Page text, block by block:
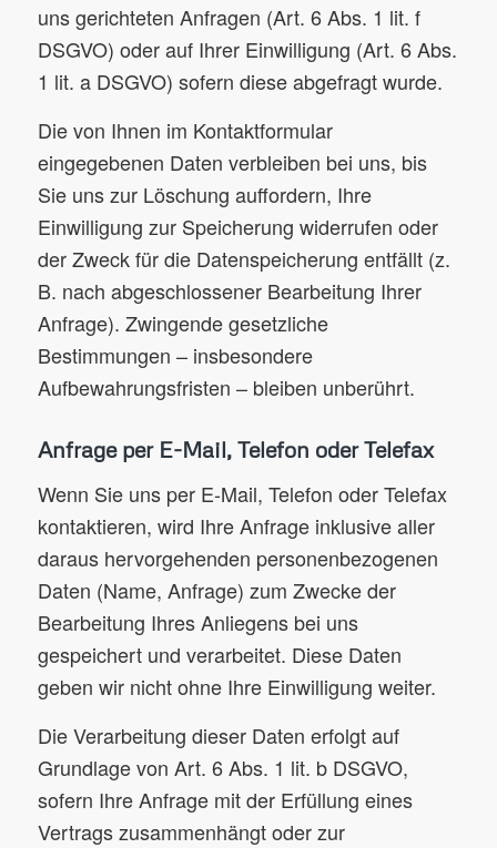
uns gerichteten Anfragen (Art. 6 Abs. 1 lit. f
DSGVO) oder auf Ihrer Einwilligung (Art. 6 Abs.
1 lit. a DSGVO) sofern diese abgefragt wurde.
Die von Ihnen im Kontaktformular
eingegebenen Daten verbleiben bei uns, bis
Sie uns zur Löschung auffordern, Ihre
Einwilligung zur Speicherung widerrufen oder
der Zweck für die Datenspeicherung entfällt (z.
B. nach abgeschlossener Bearbeitung Ihrer
Anfrage). Zwingende gesetzliche
Bestimmungen – insbesondere
Aufbewahrungsfristen – bleiben unberührt.
Anfrage per E-Mail, Telefon oder Telefax
Wenn Sie uns per E-Mail, Telefon oder Telefax
kontaktieren, wird Ihre Anfrage inklusive aller
daraus hervorgehenden personenbezogenen
Daten (Name, Anfrage) zum Zwecke der
Bearbeitung Ihres Anliegens bei uns
gespeichert und verarbeitet. Diese Daten
geben wir nicht ohne Ihre Einwilligung weiter.
Die Verarbeitung dieser Daten erfolgt auf
Grundlage von Art. 6 Abs. 1 lit. b DSGVO,
sofern Ihre Anfrage mit der Erfüllung eines
Vertrags zusammenhängt oder zur